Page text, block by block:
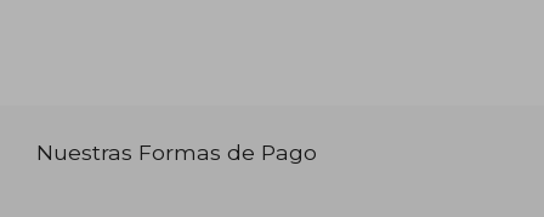
Nuestras Formas de Pago